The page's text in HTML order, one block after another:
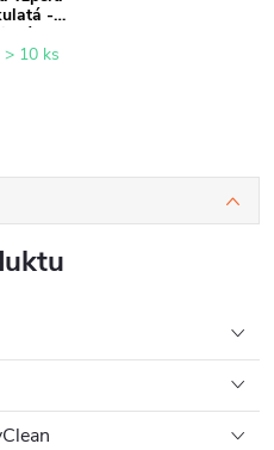
-
-
cm
> 10 ks